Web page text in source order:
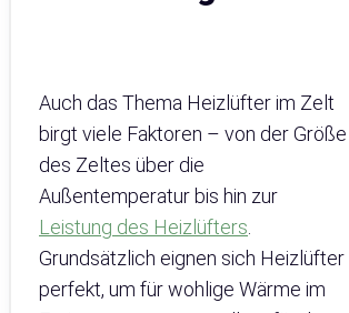
Auch das Thema Heizlüfter im Zelt
birgt viele Faktoren – von der Größe
des Zeltes über die
Außentemperatur bis hin zur
Leistung des Heizlüfters
Grundsätzlich eignen sich Heizlüfter
perfekt, um für wohlige Wärme im